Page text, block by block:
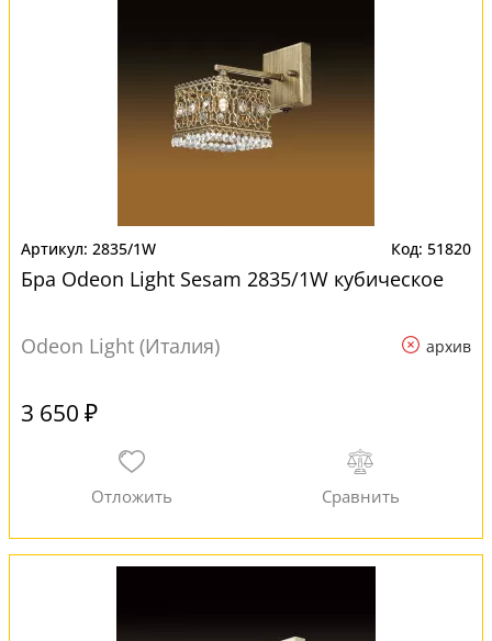
2835/1W 51820
Бра Odeon Light Sesam 2835/1W кубическое
Odeon Light (Италия) архив
3 650 ₽